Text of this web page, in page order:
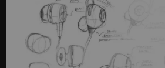
tierce.Vous en apprendrez
politique de confidentialité